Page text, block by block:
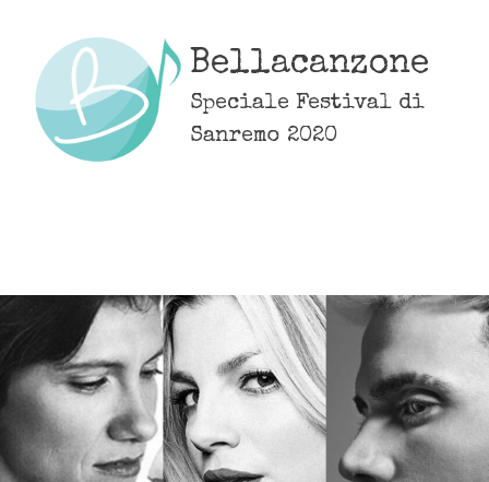
content
Bellacanzone
Speciale Festival di
Sanremo 2020